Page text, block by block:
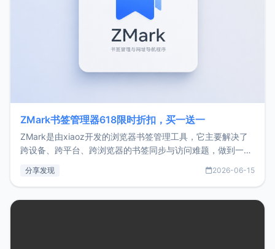
ZMark书签管理器618限时折扣，买一送一
ZMark是由xiaoz开发的浏览器书签管理工具，它主要解决了
跨设备、跨平台、跨浏览器的书签同步与访问难题，做到一处
用，让管理更高效。ZMark官网地址：
分享发现 2026-06-15